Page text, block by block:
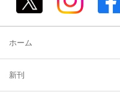
ホーム
新刊